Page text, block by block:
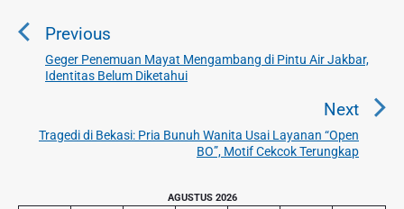
v
Previous
P
r
v
Geger Penemuan Mayat Mengambang di Pintu Air Jakbar,
Identitas Belum Diketahui
Next
N
e
t
Tragedi di Bekasi: Pria Bunuh Wanita Usai Layanan “Open
BO”, Motif Cekcok Terungkap
AGUSTUS 2026